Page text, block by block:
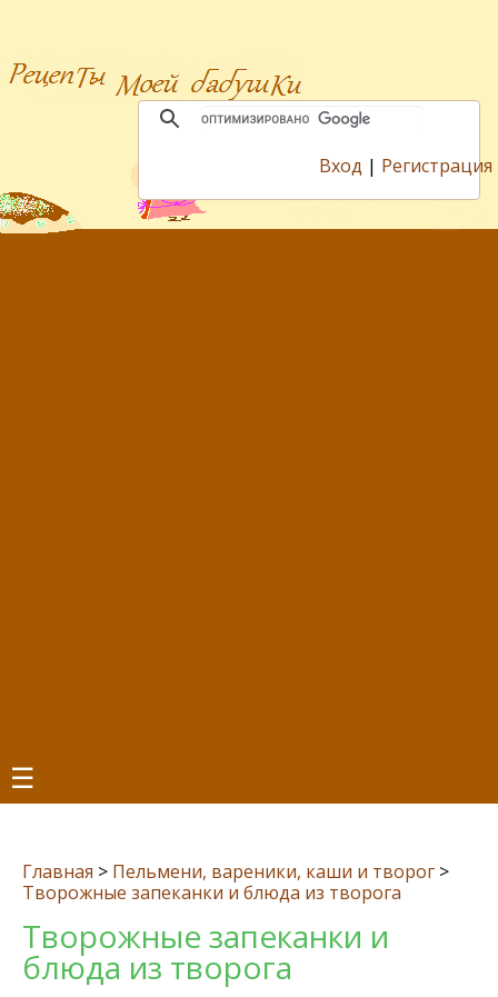
Вход | Регистрация
☰
Главная > Пельмени, вареники, каши и творог >
Творожные запеканки и блюда из творога
Творожные запеканки и
блюда из творога